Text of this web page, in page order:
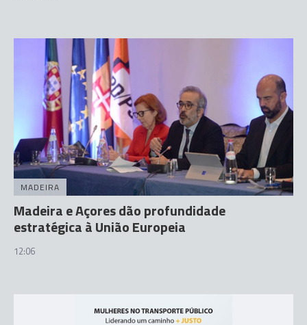
MADEIRA
Madeira e Açores dão profundidade
estratégica à União Europeia
12:06